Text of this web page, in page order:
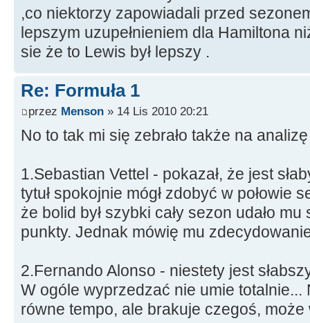
,co niektorzy zapowiadali przed
lepszym uzupełnieniem dla Hamiltona
sie że to Lewis był lepszy .
Re: Formuła 1
przez Menson » 14 Lis 2010 20:21
No to tak mi się zebrało także na analizę
1.Sebastian Vettel - pokazał, że jest
tytuł spokojnie mógł zdobyć w połowie
że bolid był szybki cały sezon udało mu
punkty. Jednak mówię mu
2.Fernando Alonso - niestety jest
W ogóle wyprzedzać nie umie
równe tempo, ale brakuje czegoś, może